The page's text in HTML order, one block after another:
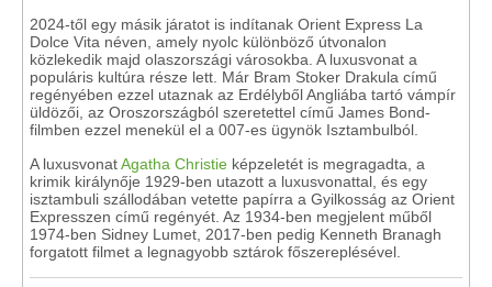
2024-től egy másik járatot is indítanak Orient Express La
Dolce Vita néven, amely nyolc különböző útvonalon
közlekedik majd olaszországi városokba. A luxusvonat a
populáris kultúra része lett. Már Bram Stoker Drakula című
regényében ezzel utaznak az Erdélyből Angliába tartó vámpír
üldözői, az Oroszországból szeretettel című James Bond-
filmben ezzel menekül el a 007-es ügynök Isztambulból.
A luxusvonatAgatha Christie képzeletét is megragadta, a
krimik királynője 1929-ben utazott a luxusvonattal, és egy
isztambuli szállodában vetette papírra a Gyilkosság az Orient
Expresszen című regényét. Az 1934-ben megjelent műből
1974-ben Sidney Lumet, 2017-ben pedig Kenneth Branagh
forgatott filmet a legnagyobb sztárok főszereplésével.